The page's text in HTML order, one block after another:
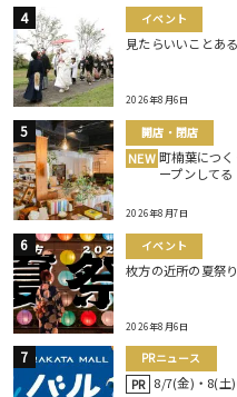
イベント
見たらいいことあ
2026年8月6日
開店・閉店
NEW 町楠葉につ
ープンしてる
2026年8月7日
イベント
枚方の近所の夏祭
2026年8月6日
PRニュース
PR 8/7(金)・8(土